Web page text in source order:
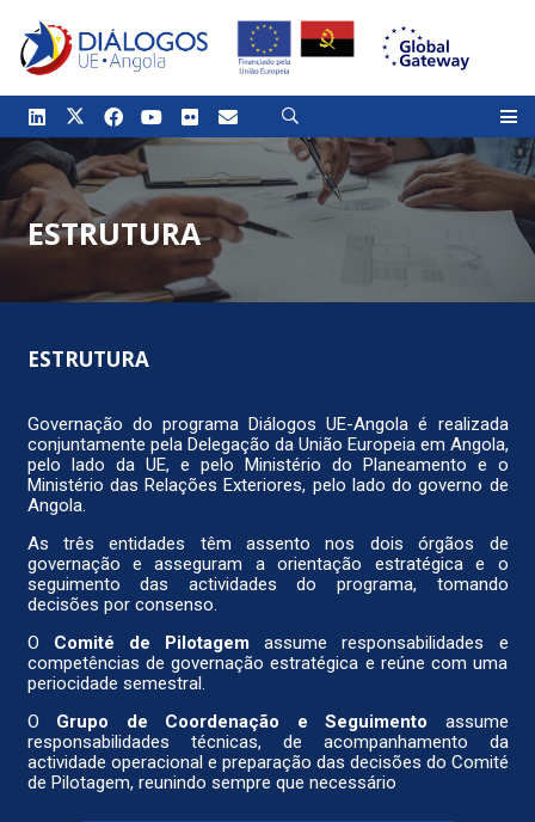
ESTRUTURA
ESTRUTURA
Governação do programa Diálogos UE-Angola é realizada
conjuntamente pela Delegação da União Europeia em Angola,
pelo lado da UE, e pelo Ministério do Planeamento e o
Ministério das Relações Exteriores, pelo lado do governo de
Angola.
As três entidades têm assento nos dois órgãos de
governação e asseguram a orientação estratégica e o
seguimento das actividades do programa, tomando
decisões por consenso.
O Comité de Pilotagem assume responsabilidades e
competências de governação estratégica e reúne com uma
periocidade semestral.
O Grupo de Coordenação e Seguimento assume
responsabilidades técnicas, de acompanhamento da
actividade operacional e preparação das decisões do Comité
de Pilotagem, reunindo sempre que necessário